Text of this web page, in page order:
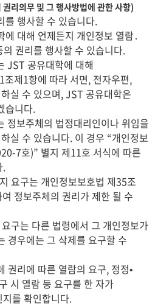
리의무 및 그 행사방법에 관한 사항)
를 행사할 수 있습니다.
대해 언제든지 개인정보 열람․
권리를 행사할 수 있습니다.
JST 공유대학에 대해
제1항에 따라 서면, 전자우편,
실 수 있으며, JST 공유대학은
습니다.
보주체의 법정대리인이나 위임을
실 수 있습니다. 이 경우 “개인정보
7호)” 별지 제11호 서식에 따른
.
요구는 개인정보보호법 제35조
정보주체의 권리가 제한 될 수
구는 다른 법령에서 그 개인정보가
경우에는 그 삭제를 요구할 수
리에 따른 열람의 요구, 정정•
시 열람 등 요구를 한 자가
를 확인합니다.